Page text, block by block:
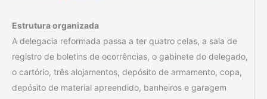
Estrutura organizada
A delegacia reformada passa a ter quatro celas, a sala de
registro de boletins de ocorrências, o gabinete do delegado,
o cartório, três alojamentos, depósito de armamento, copa,
depósito de material apreendido, banheiros e garagem